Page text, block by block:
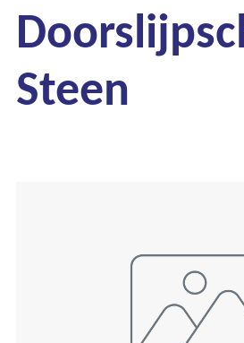
Steen